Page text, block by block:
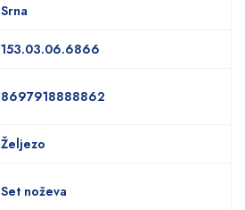
Srna
153.03.06.6866
8697918888862
Željezo
Set noževa